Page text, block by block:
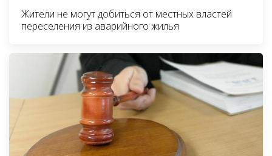
Жители не могут добиться от местных властей
переселения из аварийного жилья